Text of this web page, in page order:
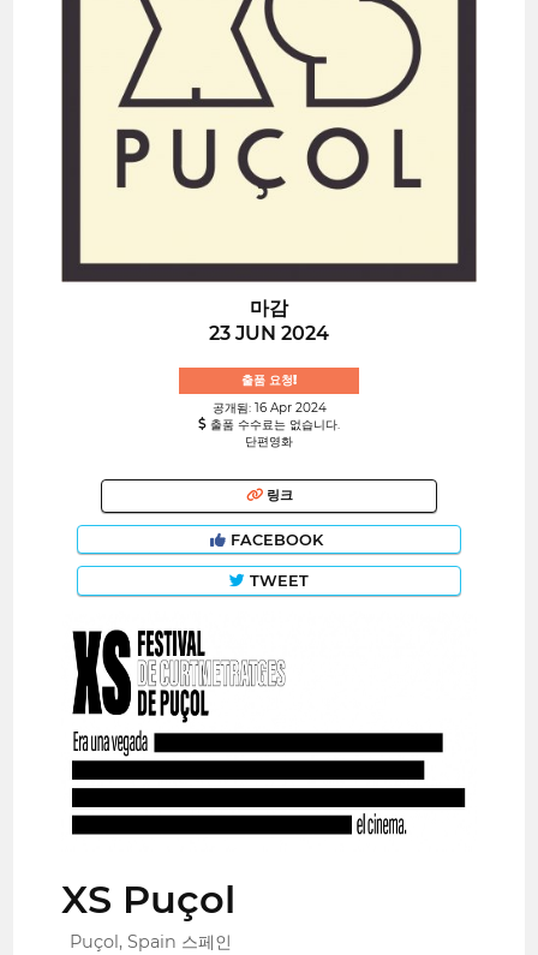
마감
23 JUN 2024
출품 요청!
공개됨: 16 Apr 2024
출품 수수료는 없습니다.
단편영화
링크
FACEBOOK
TWEET
XS Puçol
Puçol, Spain 스페인